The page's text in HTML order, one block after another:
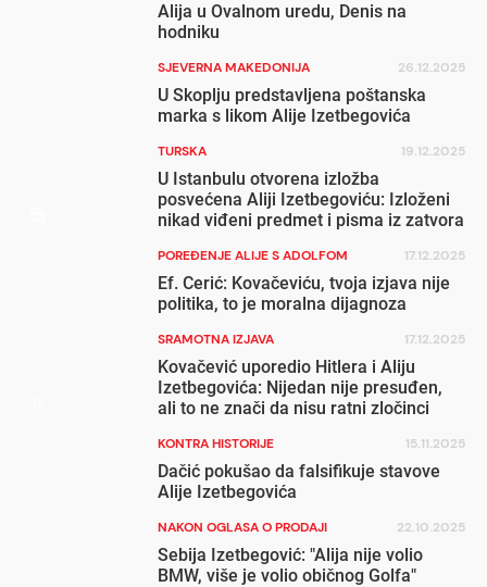
Alija u Ovalnom uredu, Denis na
hodniku
SJEVERNA MAKEDONIJA 26.12.2025
U Skoplju predstavljena poštanska
marka s likom Alije Izetbegovića
TURSKA 19.12.2025
U Istanbulu otvorena izložba
posvećena Aliji Izetbegoviću: Izloženi
nikad viđeni predmet i pisma iz zatvora
POREĐENJE ALIJE S ADOLFOM 17.12.2025
Ef. Cerić: Kovačeviću, tvoja izjava nije
politika, to je moralna dijagnoza
SRAMOTNA IZJAVA 17.12.2025
Kovačević uporedio Hitlera i Aliju
Izetbegovića: Nijedan nije presuđen,
ali to ne znači da nisu ratni zločinci
KONTRA HISTORIJE 15.11.2025
Dačić pokušao da falsifikuje stavove
Alije Izetbegovića
NAKON OGLASA O PRODAJI 22.10.2025
Sebija Izetbegović: "Alija nije volio
BMW, više je volio običnog Golfa"